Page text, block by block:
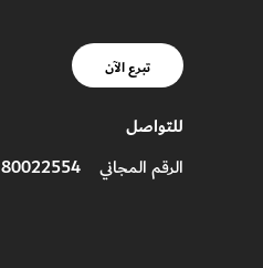
تبرع الآن
للتواصل
الرقم المجاني 80022554